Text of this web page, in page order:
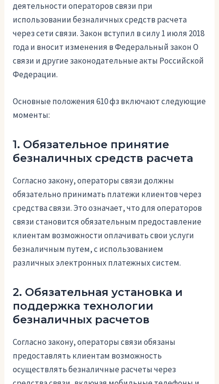
деятельности операторов связи при
использовании безналичных средств расчета
через сети связи. Закон вступил в силу 1 июля 2018
года и вносит изменения в Федеральный закон О
связи и другие законодательные акты Российской
Федерации.
Основные положения 610 фз включают следующие
моменты:
1. Обязательное принятие
безналичных средств расчета
Согласно закону, операторы связи должны
обязательно принимать платежи клиентов через
средства связи. Это означает, что для операторов
связи становится обязательным предоставление
клиентам возможности оплачивать свои услуги
безналичным путем, с использованием
различных электронных платежных систем.
2. Обязательная установка и
поддержка технологии
безналичных расчетов
Согласно закону, операторы связи обязаны
предоставлять клиентам возможность
осуществлять безналичные расчеты через